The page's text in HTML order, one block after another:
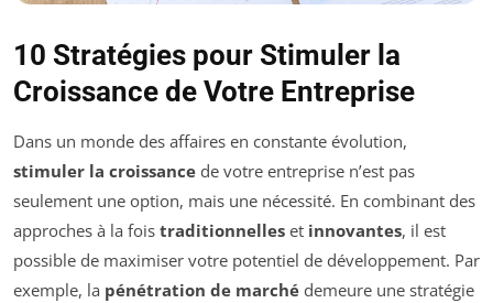
10 Stratégies pour Stimuler la
Croissance de Votre Entreprise
Dans un monde des affaires en constante évolution,
stimuler la croissance de votre entreprise n’est pas
seulement une option, mais une nécessité. En combinant des
approches à la fois traditionnelles et innovantes, il est
possible de maximiser votre potentiel de développement. Par
exemple, la pénétration de marché demeure une stratégie